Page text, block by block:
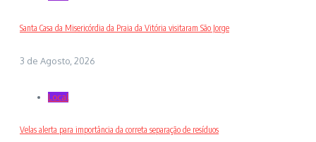
Santa Casa da Misericórdia da Praia da Vitória visitaram São Jorge
3 de Agosto, 2026
Local
Velas alerta para importância da correta separação de resíduos